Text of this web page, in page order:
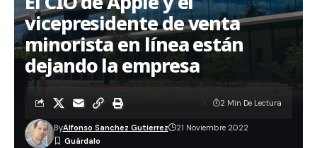
vicepresidente de venta
minorista en línea están
dejando la empresa
ByAlfonso Sanchez Gutierrez 21 Noviembre 2022
2 Min De Lectura